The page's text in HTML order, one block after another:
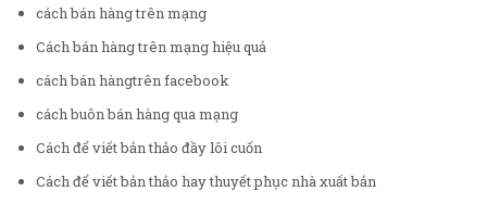
cách bán hàng trên mạng
Cách bán hàng trên mạng hiệu quả
cách bán hàngtrên facebook
cách buôn bán hàng qua mạng
Cách để viết bản thảo đầy lôi cuốn
Cách để viết bản thảo hay thuyết phục nhà xuất bản